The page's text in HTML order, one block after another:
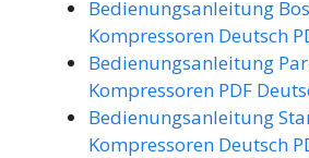
Bedienungsanleitung
Kompressoren Deutsch
Bedienungsanleitung
Kompressoren PDF
Bedienungsanleitung
Kompressoren Deutsch